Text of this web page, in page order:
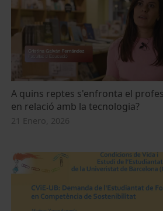
A quins reptes s'enfronta el
en relació amb la tecnologia?
21 Enero, 2026